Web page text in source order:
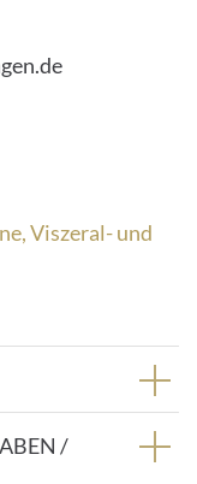
Viszeral- und
/